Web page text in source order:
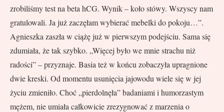
zrobiliśmy test na beta hCG. Wynik – koło stówy. Wszyscy nam
gratulowali. Ja już zaczęłam wybierać mebelki do pokoju…”.
Agnieszka zaszła w ciążę już w pierwszym podejściu. Sama się
zdumiała, że tak szybko. „Więcej było we mnie strachu niż
radości” – przyznaje. Basia też w końcu zobaczyła upragnione
dwie kreski. Od momentu usunięcia jajowodu wiele się w jej
życiu zmieniło. Choć „pierdolnęła” badaniami i humorzastym
mężem, nie umiała całkowicie zrezygnować z marzenia o